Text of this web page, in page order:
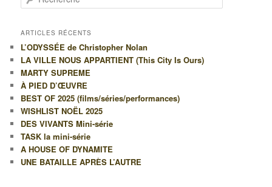
e
h
r
c
h
e
ARTICLES RÉCENTS
L’ODYSSÉE de Christopher Nolan
LA VILLE NOUS APPARTIENT (This City Is Ours)
MARTY SUPREME
À PIED D’ŒUVRE
BEST OF 2025 (films/séries/performances)
WISHLIST NOËL 2025
DES VIVANTS Mini-série
TASK la mini-série
A HOUSE OF DYNAMITE
UNE BATAILLE APRÈS L’AUTRE